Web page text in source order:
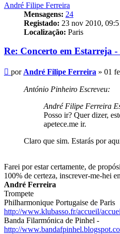
André Filipe Ferreira
Mensagens: 24
Registado: 23 nov 2010,
Localização: Paris
Re: Concerto em Estarreja
Mensagem
por André Filipe Ferreira » 01
António Pinheiro Escreveu:
André Filipe Ferreira
Posso ir? Quer dizer,
apetece.me ir.
Claro que sim. Estarás por
Farei por estar certamente, de
100% de certeza, inscrever-me-hei
André Ferreira
Trompete
Philharmonique Portugaise de Paris
http://www.klubasso.fr/accueil/
Banda Filarmónica de Pinhel -
http://